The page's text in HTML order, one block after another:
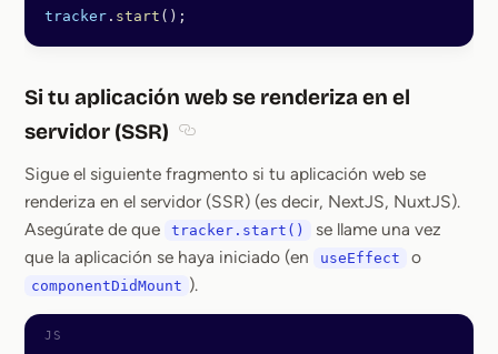
tracker . start ();
Si tu aplicación web se renderiza en el
servidor (SSR)
Sigue el siguiente fragmento si tu aplicación web se
renderiza en el servidor (SSR) (es decir, NextJS, NuxtJS).
Asegúrate de que
tracker.start()
se llame una vez
que la aplicación se haya iniciado (en
useEffect o
componentDidMount ).